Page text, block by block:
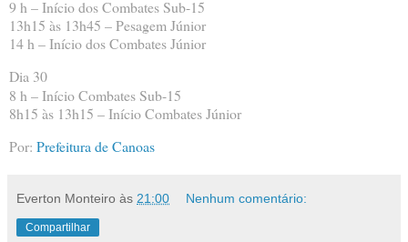
9 h – Início dos Combates Sub-15
13h15 às 13h45 – Pesagem Júnior
14 h – Início dos Combates Júnior
Dia 30
8 h – Início Combates Sub-15
8h15 às 13h15 – Início Combates Júnior
Por: Prefeitura de Canoas
Everton Monteiro às 21:00 Nenhum comentário:
Compartilhar